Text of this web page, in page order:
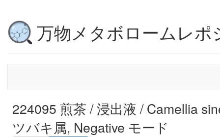
万物メタボロームレポ
224095 煎茶 / 浸出液 / Camellia
ツバキ属, Negative モード